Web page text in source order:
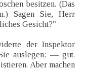
besitzen. (Das
Sagen Sie, Herr
Gesicht?"
der Inspektor
auslegen; — gut.
Aber machen